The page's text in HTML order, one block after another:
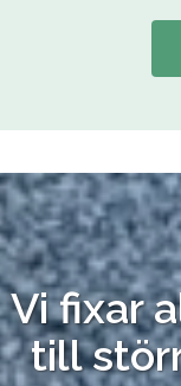
Vi fixar
till